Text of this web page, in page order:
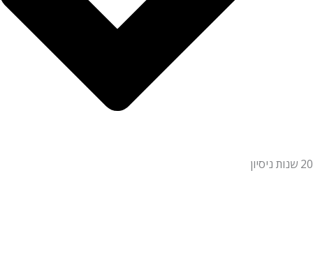
20 שנות ניסיון